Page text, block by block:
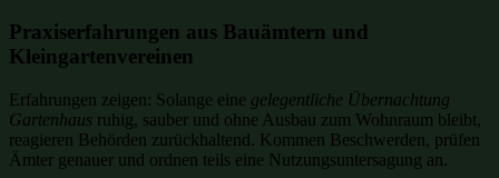
Praxiserfahrungen aus Bauämtern und
Kleingartenvereinen
Erfahrungen zeigen: Solange eine gelegentliche Übernachtung
Gartenhaus ruhig, sauber und ohne Ausbau zum Wohnraum bleibt,
reagieren Behörden zurückhaltend. Kommen Beschwerden, prüfen
Ämter genauer und ordnen teils eine Nutzungsuntersagung an.